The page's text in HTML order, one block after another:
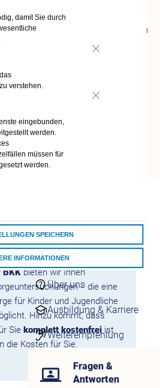
damit Sie durch
verstehen.
eingebunden,
werden.
müssen für
werden.
SPEICHERN
INFORMATIONEN
AKZEPTIEREN
Termin vereinbaren
vivida bkk-App
aufnehmen
Auszeichnungen
Darum vivida bkk
Über uns
Ausbildung & Karriere
Weiterempfehlung
Fragen &
Antworten
wollen wir immer nur das
mit dem Berufsverband
Kindes weit über die
Regelversorgung
BKKbieten wir Ihnen
- die eine
für Kinder und Jugendliche
Hinzu kommt, dass
Sie komplett kostenfreiist
die Kosten für Sie.